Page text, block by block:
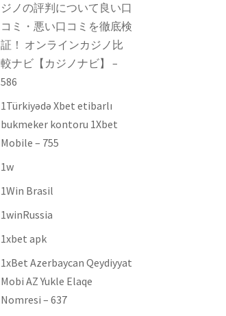
ジノの評判について良い口
コミ・悪い口コミを徹底検
証！ オンラインカジノ比
較ナビ【カジノナビ】 –
586
1Türkiyədə Xbet etibarlı
bukmeker kontoru 1Xbet
Mobile – 755
1w
1Win Brasil
1winRussia
1xbet apk
1xBet Azerbaycan Qeydiyyat
Mobi AZ Yukle Elaqe
Nomresi – 637